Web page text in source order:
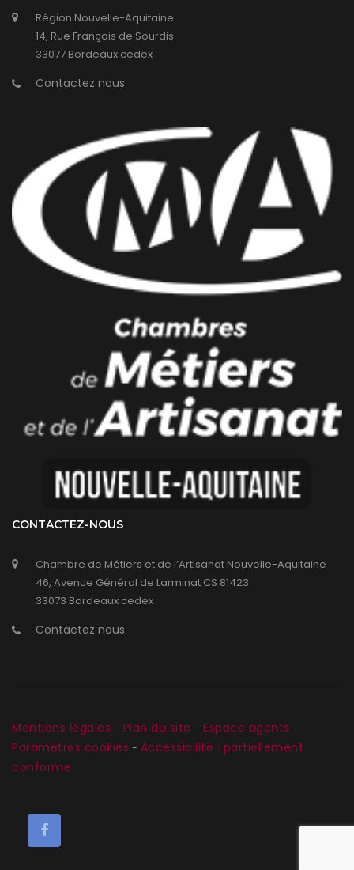
Région Nouvelle-Aquitaine
14, Rue François de Sourdis
33077 Bordeaux cedex
Contactez nous
CONTACTEZ-NOUS
Chambre de Métiers et de l’Artisanat Nouvelle-Aquitaine
46, Avenue Général de Larminat CS 81423
33073 Bordeaux cedex
Contactez nous
Mentions légales - Plan du site - Espace agents -
Paramètres cookies - Accessibilité : partiellement
conforme